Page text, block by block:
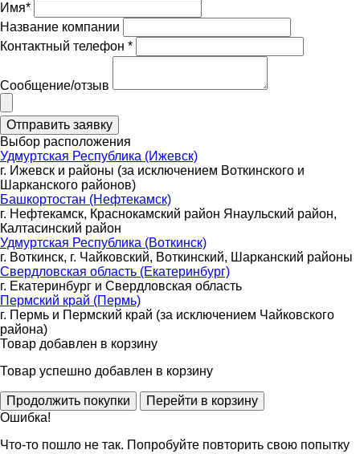
Имя*
Название компании
Контактный телефон *
Сообщение/отзыв
Выбор расположения
Удмуртская Республика (Ижевск)
г. Ижевск и районы (за исключением Воткинского и
Шарканского районов)
Башкортостан (Нефтекамск)
г. Нефтекамск, Краснокамский район Янаульский район,
Калтасинский район
Удмуртская Республика (Воткинск)
г. Воткинск, г. Чайковский, Воткинский, Шарканский районы
Свердловская область (Екатеринбург)
г. Екатеринбург и Свердловская область
Пермский край (Пермь)
г. Пермь и Пермский край (за исключением Чайковского
района)
Товар добавлен в корзину
Товар успешно добавлен в корзину
Ошибка!
Что-то пошло не так. Попробуйте повторить свою попытку